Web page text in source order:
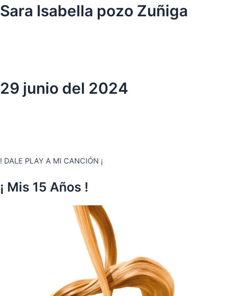
Ir
al
Sara Isabella pozo Zuñiga
29 junio del 2024
! DALE PLAY A MI CANCIÓN ¡
¡ Mis 15 Años !